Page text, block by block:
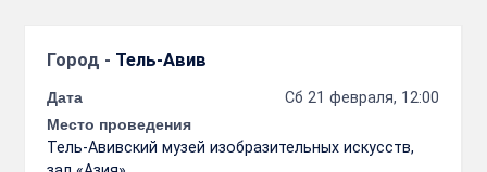
Город - Тель-Авив
Дата
Сб 21 февраля, 12:00
Место проведения
Тель-Авивский музей изобразительных искусств,